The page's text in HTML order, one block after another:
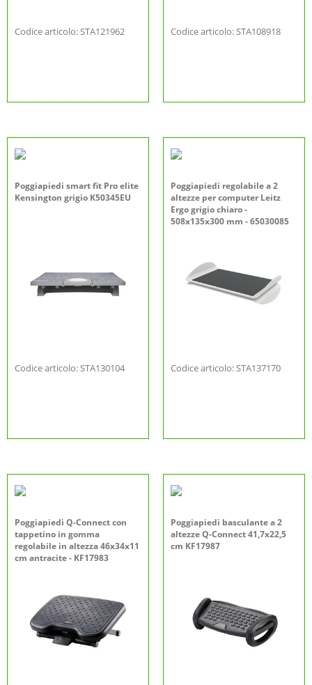
Codice articolo: STA121962 Codice articolo: STA108918
Poggiapiedi smart fit Pro elite
Kensington grigio K50345EU
Codice articolo: STA130104
Poggiapiedi regolabile a 2
altezze per computer Leitz
Ergo grigio chiaro -
508x135x300 mm - 65030085
Codice articolo: STA137170
Poggiapiedi Q-Connect con
tappetino in gomma
regolabile in altezza 46x34x11
cm antracite - KF17983
Poggiapiedi basculante a 2
altezze Q-Connect 41,7x22,5
cm KF17987